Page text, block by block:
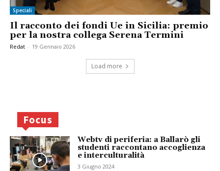
Speciali
Il racconto dei fondi Ue in Sicilia: premio
per la nostra collega Serena Termini
Redat - 19 Gennaio 2026
Load more
Focus
Webtv di periferia: a Ballarò gli
studenti raccontano accoglienza
e interculturalità
3 Giugno 2024